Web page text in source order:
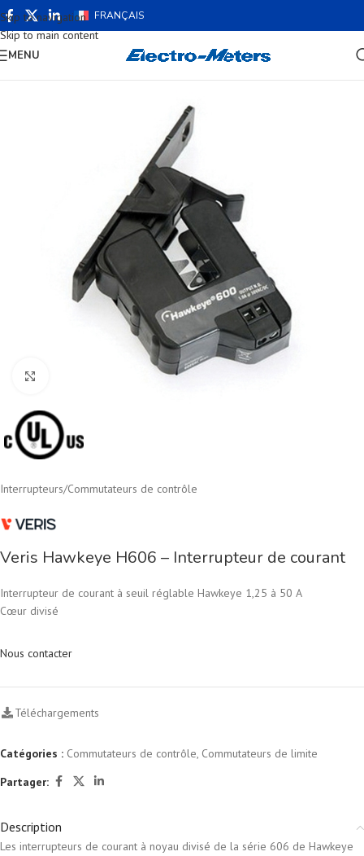
Skip to navigation
Skip to main content
FRANÇAIS
MENU
Interrupteurs/Commutateurs de contrôle
Veris Hawkeye H606 – Interrupteur de courant
Interrupteur de courant à seuil réglable Hawkeye 1,25 à 50 A
Cœur divisé
Nous contacter
Téléchargements
Catégories : Commutateurs de contrôle, Commutateurs de limite
Partager:
Description
Les interrupteurs de courant à noyau divisé de la série 606 de Hawkeye